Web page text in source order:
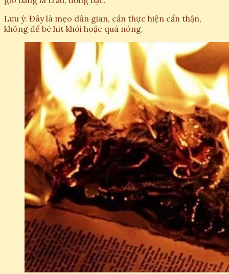
Lưu ý: Đây là mẹo dân gian, cần thực hiện cẩn thận,
không để bé hít khói hoặc quá nóng.